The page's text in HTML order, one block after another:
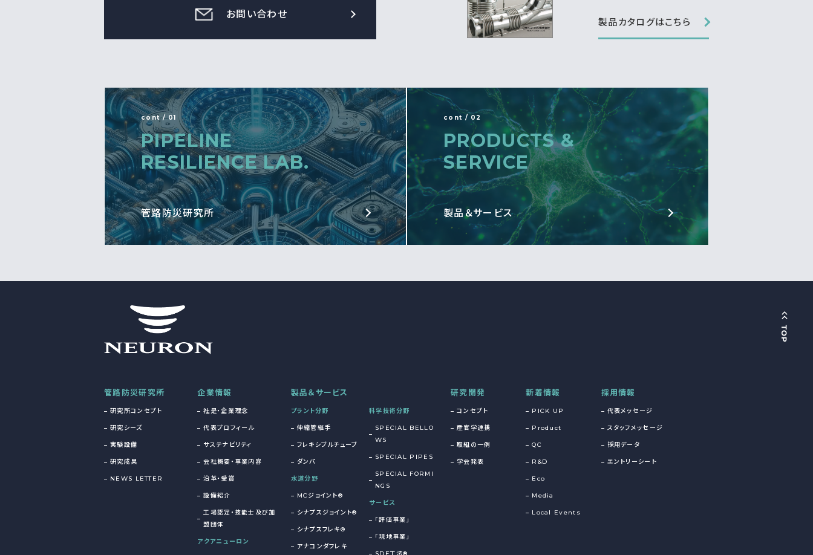
お問い合わせ
製品カタログはこちら
cont / 01
PIPELINE
RESILIENCE LAB.
管路防災研究所
cont / 02
PRODUCTS &
SERVICE
製品＆サービス
管路防災研究所
研究所コンセプト
研究シーズ
実験設備
研究成果
NEWS LETTER
企業情報
社是・企業理念
代表プロフィール
サステナビリティ
会社概要・事業内容
沿革・受賞
設備紹介
工場認定・技能士及び加
盟団体
アクアニューロン
製品＆サービス
プラント分野
伸縮管継手
フレキシブルチューブ
ダンパ
水道分野
MCジョイント®
シナプスジョイント®
シナプスフレキ®
アナコンダフレキ
科学技術分野
SPECIAL BELLO
WS
SPECIAL PIPES
SPECIAL FORMI
NGS
サービス
「評価事業」
「現地事業」
研究開発
コンセプト
産官学連携
取組の一例
学会発表
新着情報
PICK UP
Product
QC
R&D
Eco
Media
Local Events
採用情報
代表メッセージ
スタッフメッセージ
採用データ
エントリーシート